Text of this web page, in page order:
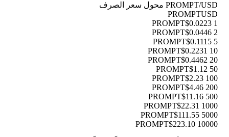
PROMPT/USD محول سعر الصرف
PROMPTUSD
1 PROMPT
$0.0223
2 PROMPT
$0.0446
5 PROMPT
$0.1115
10 PROMPT
$0.2231
20 PROMPT
$0.4462
50 PROMPT
$1.12
100 PROMPT
$2.23
200 PROMPT
$4.46
500 PROMPT
$11.16
1000 PROMPT
$22.31
5000 PROMPT
$111.55
10000 PROMPT
$223.10